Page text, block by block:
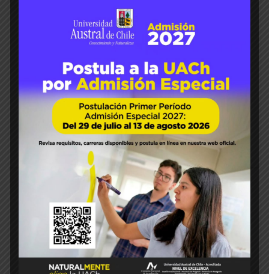
académico y estudiantil, se efectuó una
reunión entre representantes de la
Universidad de Virginia Tech (EEUUA) y la
Alimentarias (FCAA) de la Universidad
Austral de Chile. Se trata del Decano del
Colegio de Medicina Veterinaria de la
universidad estadounidense, …
READ MORE
21
Jul 2022